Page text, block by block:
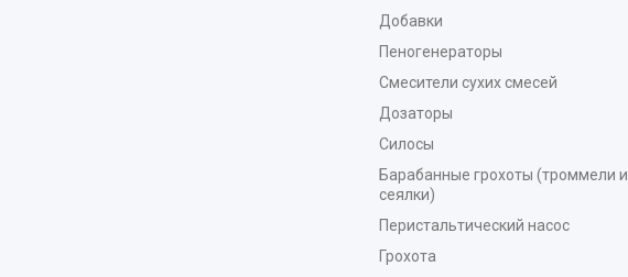
Добавки
Пеногенераторы
Смесители сухих смесей
Дозаторы
Силосы
Барабанные грохоты (троммели и
сеялки)
Перистальтический насос
Грохота